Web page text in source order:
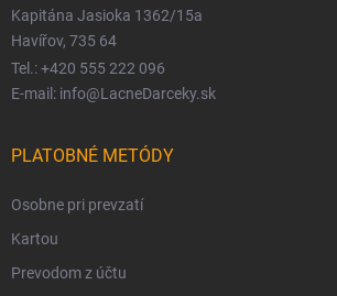
Kapitána Jasioka 1362/15a
Havířov, 735 64
Tel.: +420 555 222 096
E-mail: info@LacneDarceky.sk
PLATOBNÉ METÓDY
Osobne pri prevzatí
Kartou
Prevodom z účtu